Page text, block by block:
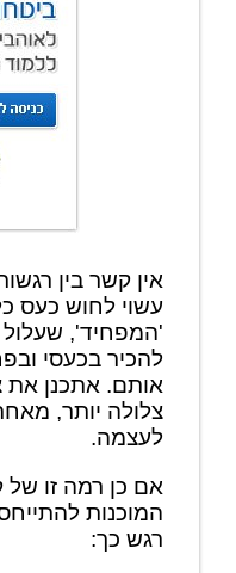
אין קשר בין
עשוי לחוש כעס
'המפחיד', שעלול
להכיר בכעסי
אותם. אתכנן את
צלולה יותר,
לעצמה.
אם כן רמה זו של
המוכנות
רגש כך: